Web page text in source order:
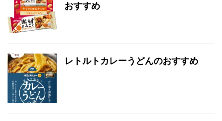
おすすめ
レトルトカレーうどんのおすすめ